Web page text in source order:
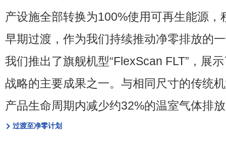
产设施全部转换为100%使用可再生能源，
早期过渡，作为我们持续推动净零排放的
我们推出了旗舰机型“FlexScan FLT” ，展
战略的主要成果之一。 与相同尺寸的传统
产品生命周期内减少约32%的温室气体排放
过渡至净零计划